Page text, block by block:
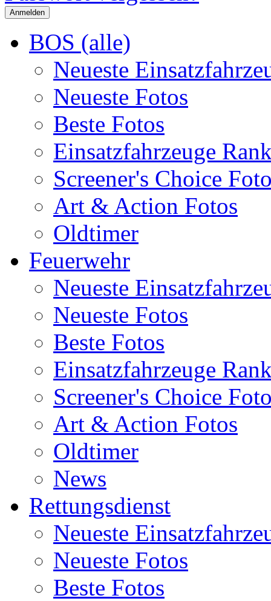
BOS (alle)
Neueste
Neueste Fotos
Beste Fotos
Einsatzfahrzeuge
Screener's Choice
Art & Action Fotos
Oldtimer
Feuerwehr
Neueste
Neueste Fotos
Beste Fotos
Einsatzfahrzeuge
Screener's Choice
Art & Action Fotos
Oldtimer
News
Rettungsdienst
Neueste
Neueste Fotos
Beste Fotos